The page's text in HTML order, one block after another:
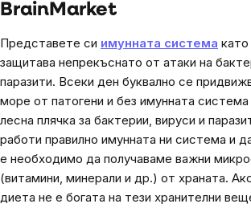
BrainMarket
Представете си имунната система
защитава непрекъснато от атаки на
паразити. Всеки ден буквално се
море от патогени и без имунната
лесна плячка за бактерии, вируси и
работи правилно имунната ни система и
е необходимо да получаваме важни
(витамини, минерали и др.) от храната.
диета не е богата на тези хранителни